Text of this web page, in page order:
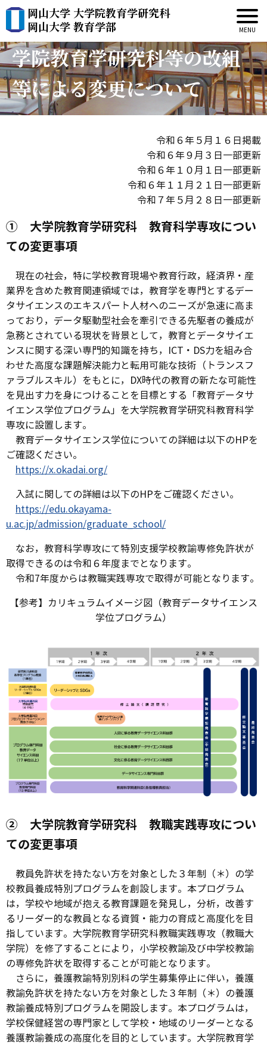
岡山大学 大学院教育学研究科
岡山大学 教育学部
令和7年度実施の岡山大学大
学院教育学研究科等の改組
等による変更について
令和６年５月１６日掲載
令和６年９月３日一部更新
令和６年１０月１日一部更新
令和６年１１月２１日一部更新
令和７年５月２８日一部更新
① 大学院教育学研究科 教育科学専攻につい
ての変更事項
現在の社会，特に学校教育現場や教育行政，経済界・産
業界を含めた教育関連領域では，教育学を専門とするデー
タサイエンスのエキスパート人材へのニーズが急速に高ま
っており，データ駆動型社会を牽引できる先駆者の養成が
急務とされている現状を背景として，教育とデータサイエ
ンスに関する深い専門的知識を持ち，ICT・DS力を組み合
わせた高度な課題解決能力と転用可能な技術（トランスフ
ァラブルスキル）をもとに，DX時代の教育の新たな可能性
を見出す力を身につけることを目標とする「教育データサ
イエンス学位プログラム」を大学院教育学研究科教育科学
専攻に設置します。
教育データサイエンス学位についての詳細は以下のHPを
ご確認ください。
https://x.okadai.org/
入試に関しての詳細は以下のHPをご確認ください。
https://edu.okayama-
u.ac.jp/admission/graduate_school/
なお，教育科学専攻にて特別支援学校教諭専修免許状が
取得できるのは令和６年度までとなります。
令和7年度からは教職実践専攻で取得が可能となります。
【参考】カリキュラムイメージ図（教育データサイエンス
学位プログラム）
② 大学院教育学研究科 教職実践専攻につい
ての変更事項
教員免許状を持たない方を対象とした３年制（＊）の学
校教員養成特別プログラムを創設します。本プログラム
は，学校や地域が抱える教育課題を発見し，分析，改善す
るリーダー的な教員となる資質・能力の育成と高度化を目
指しています。大学院教育学研究科教職実践専攻（教職大
学院）を修了することにより，小学校教諭及び中学校教諭
の専修免許状を取得することが可能となります。
さらに，養護教諭特別別科の学生募集停止に伴い，養護
教諭免許状を持たない方を対象とした３年制（＊）の養護
教諭養成特別プログラムを開設します。本プログラムは，
学校保健経営の専門家として学校・地域のリーダーとなる
養護教諭養成の高度化を目的としています。大学院教育学